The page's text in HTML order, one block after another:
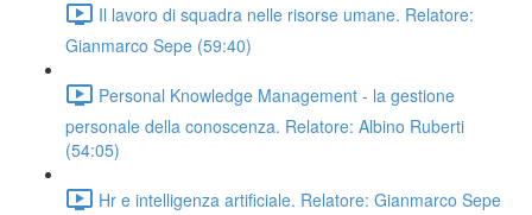
Il lavoro di squadra nelle risorse umane. Relatore:
Gianmarco Sepe (59:40)
Personal Knowledge Management - la gestione
personale della conoscenza. Relatore: Albino Ruberti
(54:05)
Hr e intelligenza artificiale. Relatore: Gianmarco Sepe